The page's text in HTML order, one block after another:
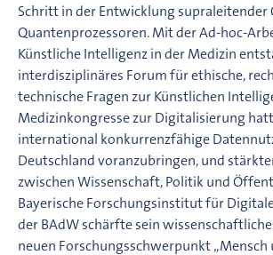
Schritt in der Entwicklung supraleitender
Quantenprozessoren. Mit der Ad-hoc-
Künstliche Intelligenz in der Medizin
interdisziplinäres Forum für ethische,
technische Fragen zur Künstlichen
Medizinkongresse zur Digitalisierung
international konkurrenzfähige
Deutschland voranzubringen, und
zwischen Wissenschaft, Politik und
Bayerische Forschungsinstitut für
der BAdW schärfte sein
neuen Forschungsschwerpunkt